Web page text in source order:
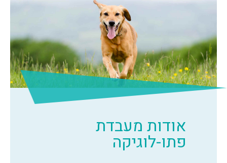
אודות מעבדת
פתו-לוגיקה